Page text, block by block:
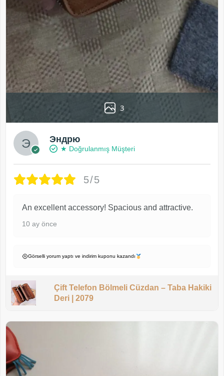
3
Эндрю
★ Doğrulanmış Müşteri
5/5
An excellent accessory! Spacious and attractive.
10 ay önce
Görselli yorum yaptı ve indirim kuponu kazandı
Çift Telefon Bölmeli Cüzdan – Taba Hakiki
Deri | 2079